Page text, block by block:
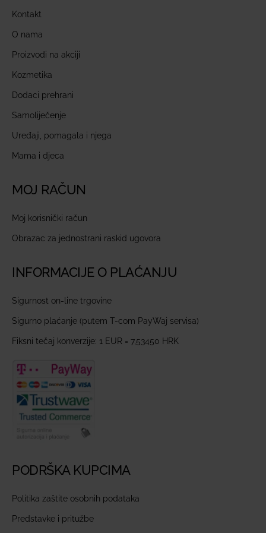
Kontakt
O nama
Proizvodi na akciji
Kozmetika
Dodaci prehrani
Samoliječenje
Uređaji, pomagala i njega
Mama i djeca
MOJ RAČUN
Moj korisnički račun
Obrazac za jednostrani raskid ugovora
INFORMACIJE O PLAĆANJU
Sigurnost on-line trgovine
Sigurno plaćanje (putem T-com PayWaj servisa)
Fiksni tečaj konverzije: 1 EUR = 7,53450 HRK
PODRŠKA KUPCIMA
Politika zaštite osobnih podataka
Predstavke i pritužbe